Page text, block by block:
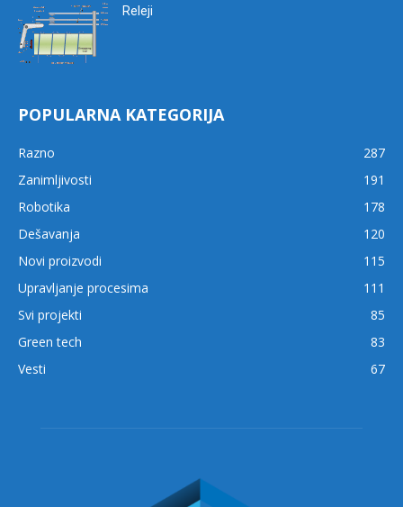
Releji
POPULARNA KATEGORIJA
Razno
287
Zanimljivosti
191
Robotika
178
Dešavanja
120
Novi proizvodi
115
Upravljanje procesima
111
Svi projekti
85
Green tech
83
Vesti
67